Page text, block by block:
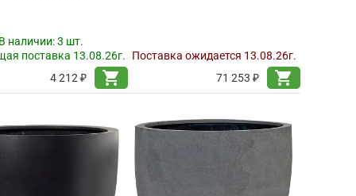
наличии:3 шт.
поставка 13.08.26г.
4 212 ₽
shopping_cart
Поставка ожидается 13.08.26г.
71 253 ₽
shopping_cart